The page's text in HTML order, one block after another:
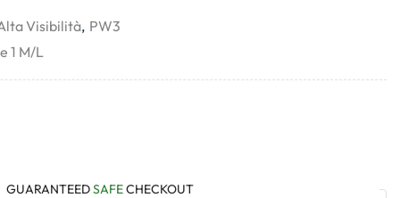
Visibilità, PW3
1 M/L
GUARANTEEDSAFECHECKOUT